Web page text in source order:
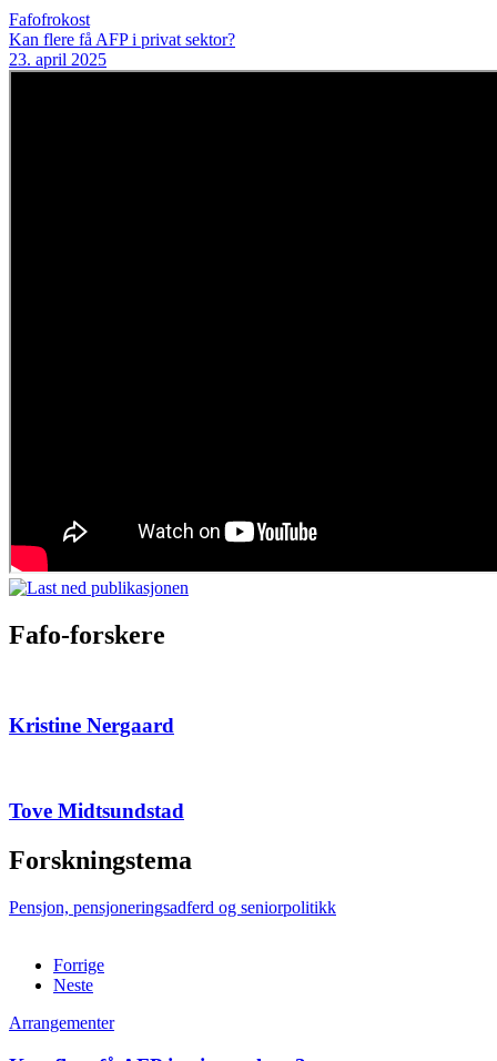
Fafofrokost
Kan flere få AFP i privat sektor?
23. april 2025
Fafo-forskere
Kristine Nergaard
Tove Midtsundstad
Forskningstema
Pensjon, pensjoneringsadferd og seniorpolitikk
Forrige
Neste
Arrangementer